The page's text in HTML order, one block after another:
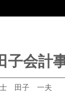
子会計
士 田子 一夫